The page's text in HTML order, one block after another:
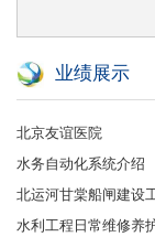
业绩展示
北京友谊医院
水务自动化系统介绍
北运河甘棠船闸建设